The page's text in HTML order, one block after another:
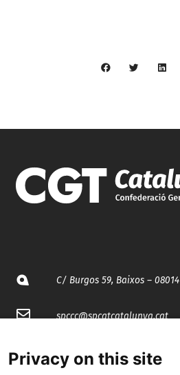
C/ Burgos 59, Baixos –
spccc@spcgtcatalunya.cat
Privacy on this site